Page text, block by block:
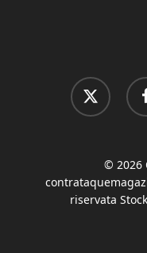
x-
twitter
© 2026
riservata